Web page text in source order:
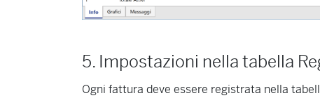
5. Impostazioni nella tabella
Ogni fattura deve essere registrata nella